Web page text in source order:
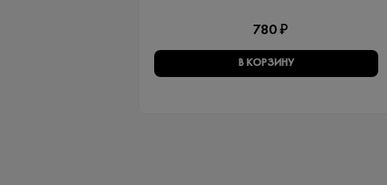
780 ₽
В КОРЗИНУ